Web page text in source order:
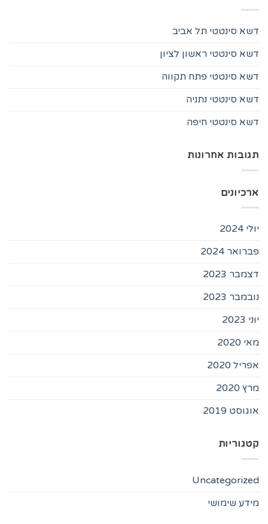
דשא סינטטי תל אביב
דשא סינטטי ראשון לציון
דשא סינטטי פתח תקווה
דשא סינטטי נתניה
דשא סינטטי חיפה
תגובות אחרונות
ארכיונים
יולי 2024
פברואר 2024
דצמבר 2023
נובמבר 2023
יוני 2023
מאי 2020
אפריל 2020
מרץ 2020
אוגוסט 2019
קטגוריות
Uncategorized
מידע שימושי